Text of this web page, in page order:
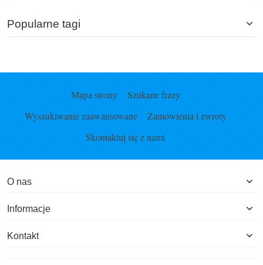
Popularne tagi
Mapa strony
Szukane frazy
Wyszukiwanie zaawansowane
Zamówienia i zwroty
Skontaktuj się z nami
O nas
Informacje
Kontakt